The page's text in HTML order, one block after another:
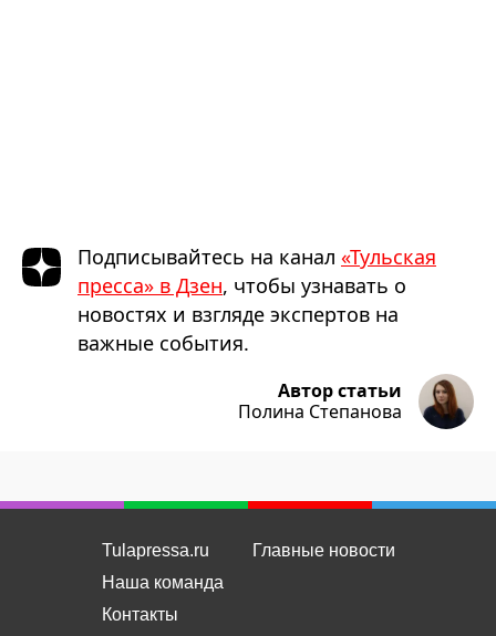
Подписывайтесь на канал «Тульская
пресса» в Дзен, чтобы узнавать о
новостях и взгляде экспертов на
важные события.
Автор статьи
Полина Степанова
Tulapressa.ru
Наша команда
Контакты
Главные новости